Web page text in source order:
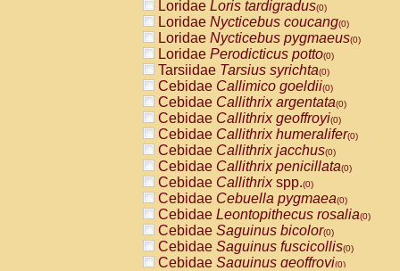
Loridae Loris tardigradus(0)
Loridae Nycticebus coucang(0)
Loridae Nycticebus pygmaeus(0)
Loridae Perodicticus potto(0)
Tarsiidae Tarsius syrichta(0)
Cebidae Callimico goeldii(0)
Cebidae Callithrix argentata(0)
Cebidae Callithrix geoffroyi(0)
Cebidae Callithrix humeralifer(0)
Cebidae Callithrix jacchus(0)
Cebidae Callithrix penicillata(0)
Cebidae Callithrixspp.(0)
Cebidae Cebuella pygmaea(0)
Cebidae Leontopithecus rosalia(0)
Cebidae Saguinus bicolor(0)
Cebidae Saguinus fuscicollis(0)
Cebidae Saguinus geoffroyi(0)